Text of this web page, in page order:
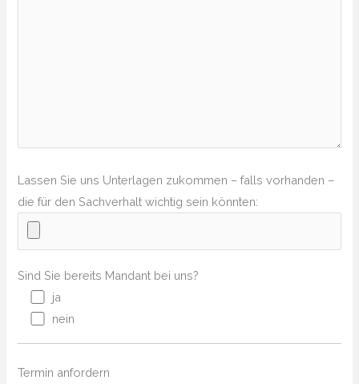
Lassen Sie uns Unterlagen zukommen – falls vorhanden –
die für den Sachverhalt wichtig sein könnten:
Sind Sie bereits Mandant bei uns?
ja
nein
Termin anfordern